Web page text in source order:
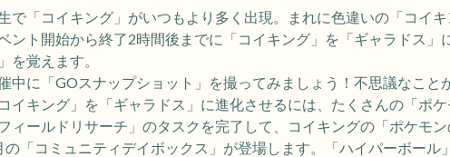
で「コイキング」がいつもより多く出現。まれに色違いの「コイキ
ント開始から終了2時間後までに「コイキング」を「ギャラドス
を覚えます。
中に「GOスナップショット」を撮ってみましょう！不思議なこと
コイキング」を「ギャラドス」に進化させるには、たくさんの「ポ
フィールドリサーチ」のタスクを完了して、コイキングの「ポケモ
の「コミュニティデイボックス」が登場します。「ハイパーボール